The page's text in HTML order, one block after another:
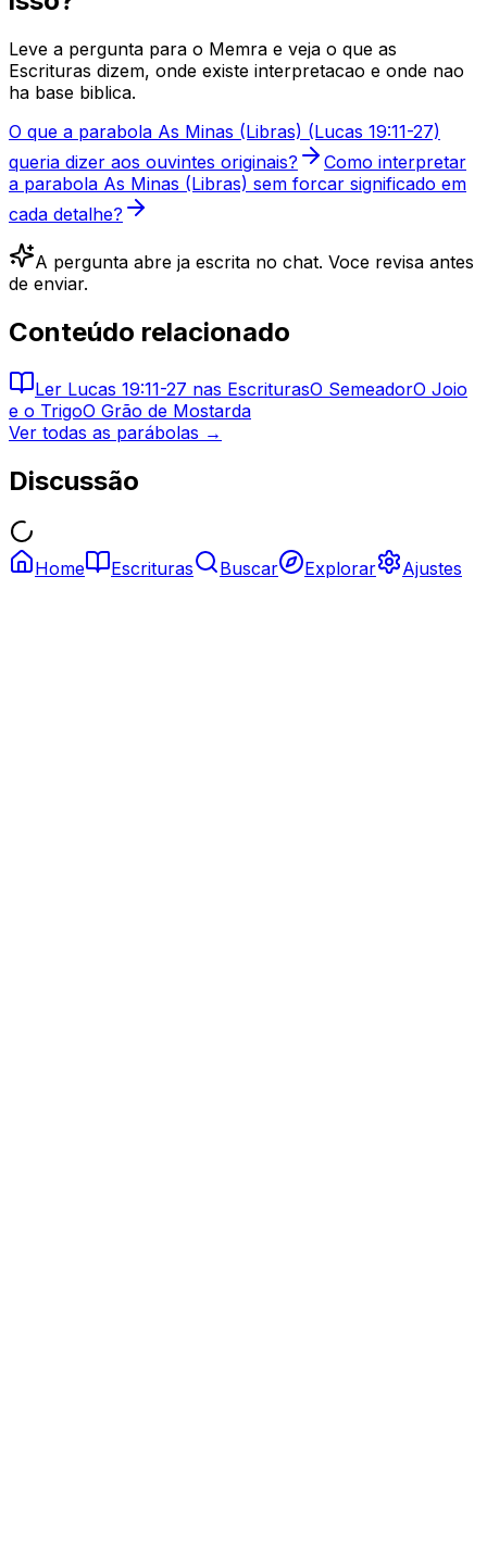
Leve a pergunta para o Memra e veja o que as
Escrituras dizem, onde existe interpretacao e onde nao
ha base biblica.
O que a parabola As Minas (Libras) (Lucas 19:11-27)
queria dizer aos ouvintes originais?
Como interpretar
a parabola As Minas (Libras) sem forcar significado em
cada detalhe?
A pergunta abre ja escrita no chat. Voce revisa antes
de enviar.
Conteúdo relacionado
Ler Lucas 19:11-27 nas EscriturasO SemeadorO Joio
e o TrigoO Grão de Mostarda
Ver todas as parábolas →
Discussão
Home Escrituras Buscar Explorar Ajustes